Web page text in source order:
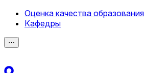
Оценка качества образования
Кафедры
⋯